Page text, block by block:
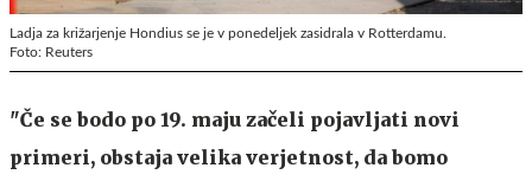
Ladja za križarjenje Hondius se je v ponedeljek zasidrala v Rotterdamu.
Foto: Reuters
"Če se bodo po 19. maju začeli pojavljati novi
primeri, obstaja velika verjetnost, da bomo